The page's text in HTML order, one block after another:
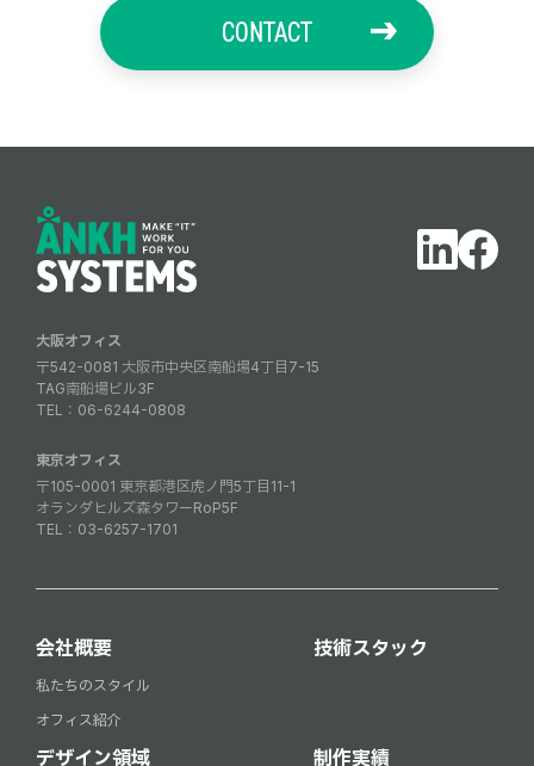
CONTACT
大阪オフィス
〒542-0081 大阪市中央区南船場4丁目7-15
TAG南船場ビル3F
TEL： 06-6244-0808
東京オフィス
〒105-0001 東京都港区虎ノ門5丁目11-1
オランダヒルズ森タワーRoP5F
TEL： 03-6257-1701
会社概要
私たちのスタイル
オフィス紹介
技術スタック
デザイン領域 制作実績